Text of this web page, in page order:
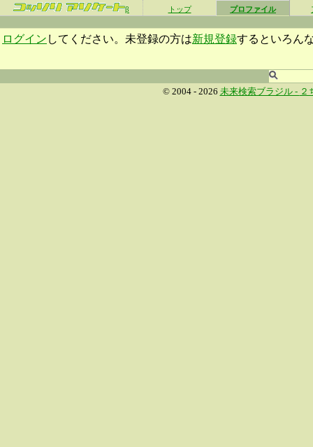
β トップ プロファイル
ログイン してください。未登録の方は新規登録するといろん
© 2004 - 2026 未来検索ブラジル - ２